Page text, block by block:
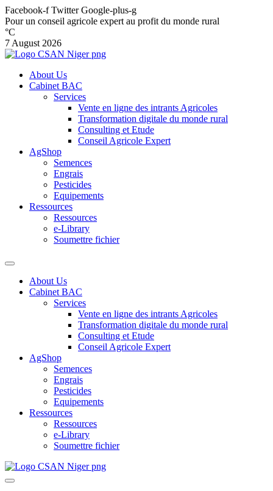
Facebook-f Twitter Google-plus-g
Pour un conseil agricole expert au profit du monde rural
°C
7 August 2026
About Us
Cabinet BAC
Services
Vente en ligne des intrants Agricoles
Transformation digitale du monde rural
Consulting et Etude
Conseil Agricole Expert
AgShop
Semences
Engrais
Pesticides
Equipements
Ressources
Ressources
e-Library
Soumettre fichier
About Us
Cabinet BAC
Services
Vente en ligne des intrants Agricoles
Transformation digitale du monde rural
Consulting et Etude
Conseil Agricole Expert
AgShop
Semences
Engrais
Pesticides
Equipements
Ressources
Ressources
e-Library
Soumettre fichier